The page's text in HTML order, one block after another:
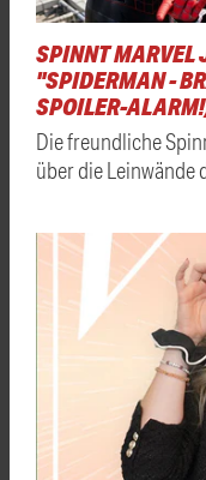
SPINNT MARVEL
"SPIDERMAN -
SPOILER-
Die freundliche
über die Leinwände